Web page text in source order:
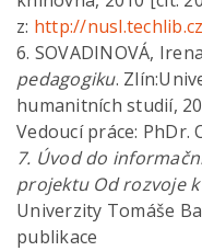
z: http://
6. SOVADINOVÁ,
pedagogiku.
humanitních studií,
Vedoucí práce: PhDr.
7. Úvod do
projektu Od rozvoje
Univerzity Tomáše
publikace